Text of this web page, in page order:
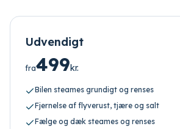
Udvendigt
fra499kr.
Bilen steames grundigt og renses
Fjernelse af flyverust, tjære og salt
Fælge og dæk steames og renses